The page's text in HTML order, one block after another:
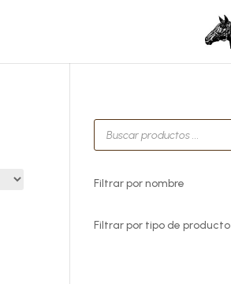
Búsqueda
de
productos
Filtrar por nombre
Filtrar por tipo de producto